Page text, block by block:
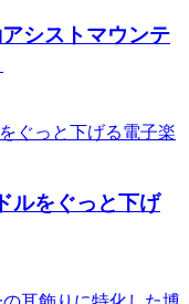
シストマウンテ
ルをぐっと下げ